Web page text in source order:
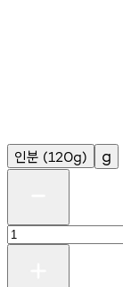
인분 (120g) g